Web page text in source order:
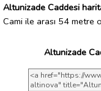
Altunizade Caddesi
Cami ile arası 54 metre
Altunizade